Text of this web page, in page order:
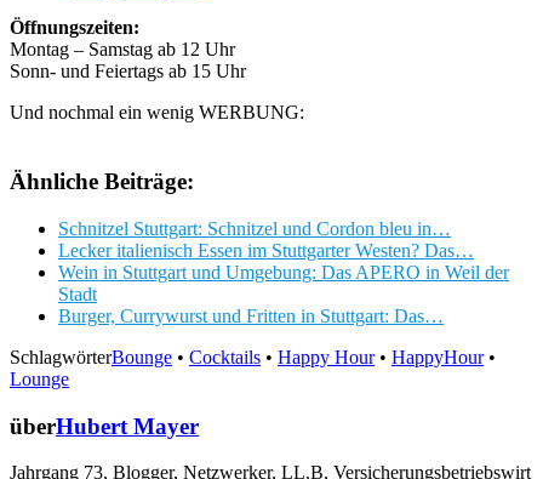
Öffnungszeiten:
Montag – Samstag ab 12 Uhr
Sonn- und Feiertags ab 15 Uhr
Und nochmal ein wenig WERBUNG:
Ähnliche Beiträge:
Schnitzel Stuttgart: Schnitzel und Cordon bleu in…
Lecker italienisch Essen im Stuttgarter Westen? Das…
Wein in Stuttgart und Umgebung: Das APERO in Weil der
Stadt
Burger, Currywurst und Fritten in Stuttgart: Das…
SchlagwörterBounge • Cocktails • Happy Hour• HappyHour•
Lounge
überHubert Mayer
Jahrgang 73, Blogger, Netzwerker, LL.B, Versicherungsbetriebswirt